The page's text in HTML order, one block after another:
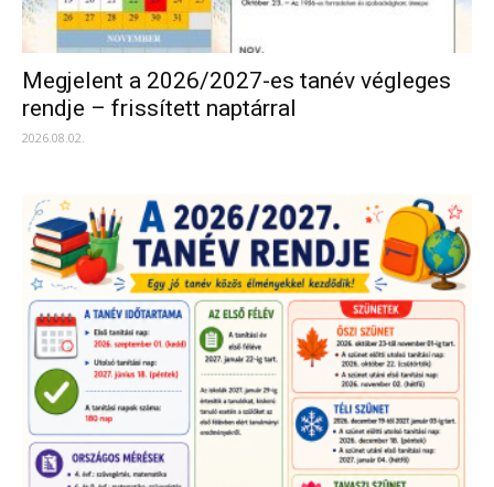
Megjelent a 2026/2027-es tanév végleges
rendje – frissített naptárral
2026.08.02.